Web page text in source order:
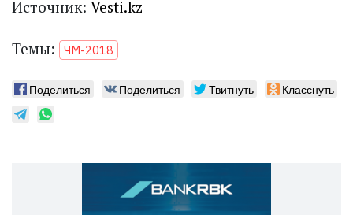
Источник: Vesti.kz
Темы: ЧМ-2018
Поделиться Поделиться Твитнуть Класснуть